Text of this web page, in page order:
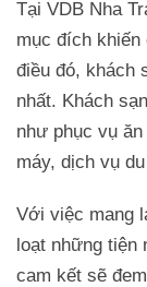
Tại VDB Nha
mục đích
điều đó, khách
nhất. Khách
như phục vụ
máy, dịch vụ
Với việc mang
loạt những tiện
cam kết sẽ